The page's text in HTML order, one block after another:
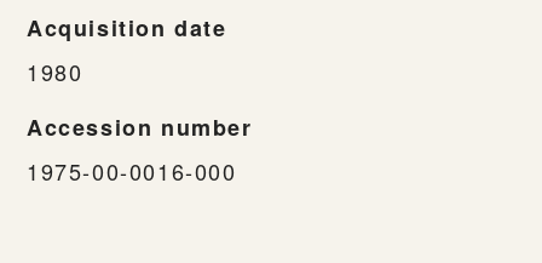
Acquisition date
1980
Accession number
1975-00-0016-000